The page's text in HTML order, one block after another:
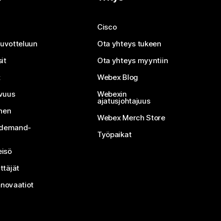
Cisco
Ota yhteys tukeen
Ota yhteys myyntiin
Webex Blog
Webexin
ajatusjohtajuus
Webex Merch Store
Työpaikat